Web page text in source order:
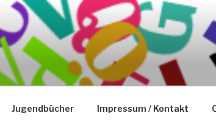
Jugendbücher Impressum / Kontakt